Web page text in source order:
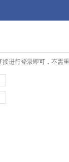
进行登录即可，不需